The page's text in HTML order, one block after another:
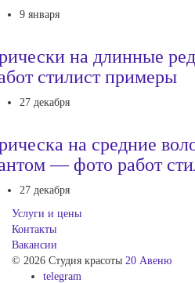
9 января
на длинные
стилист примеры
27 декабря
на средние
— фото работ
27 декабря
Услуги и цены
Контакты
Вакансии
© 2026 Студия красоты 20 Авеню
telegram